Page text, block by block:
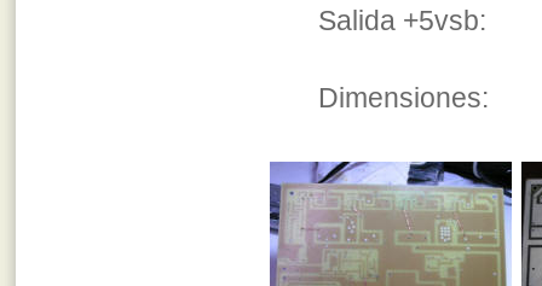
Salida
Dimensiones: